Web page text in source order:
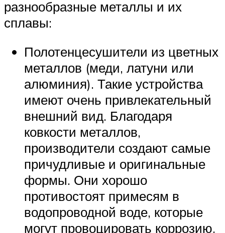
разнообразные металлы и их
сплавы:
Полотенцесушители из цветных
металлов (меди, латуни или
алюминия). Такие устройства
имеют очень привлекательный
внешний вид. Благодаря
ковкости металлов,
производители создают самые
причудливые и оригинальные
формы. Они хорошо
противостоят примесям в
водопроводной воде, которые
могут провоцировать коррозию.